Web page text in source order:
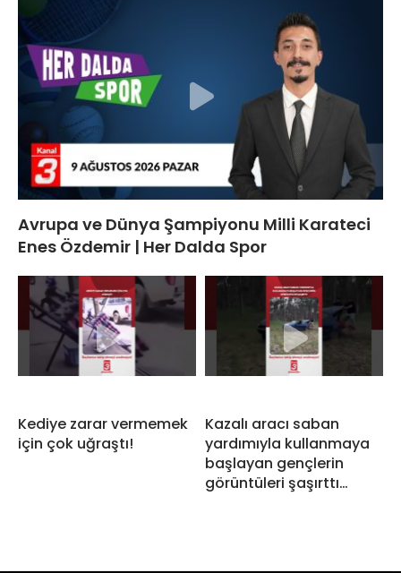
Avrupa ve Dünya Şampiyonu Milli Karateci
Enes Özdemir | Her Dalda Spor
Kediye zarar vermemek
için çok uğraştı!
Kazalı aracı saban
yardımıyla kullanmaya
başlayan gençlerin
görüntüleri şaşırttı…